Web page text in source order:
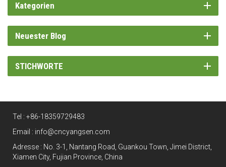
Kategorien
Neuester Blog
STICHWORTE
Tel : +86-18359729483
Email : info@cncyangsen.com
Adresse : No. 3-1, Nantang Road, Guankou Town, Jimei District,
Xiamen City, Fujian Province, China